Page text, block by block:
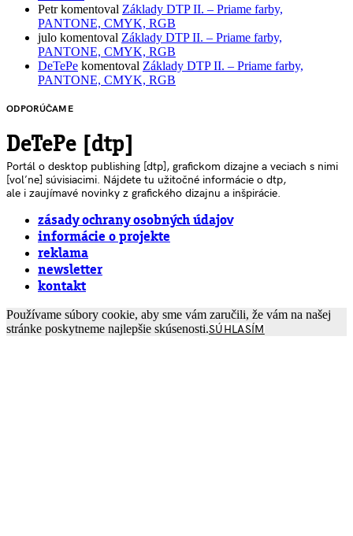
Petrkomentoval Základy DTP II. – Priame farby,
PANTONE, CMYK, RGB
julo komentoval Základy DTP II. – Priame farby,
PANTONE, CMYK, RGB
DeTePe komentoval Základy DTP II. – Priame farby,
PANTONE, CMYK, RGB
ODPORÚČAME
DeTePe [dtp]
Portál o desktop publishing [dtp], grafickom dizajne a veciach s nimi
[voľne] súvisiacimi. Nájdete tu užitočné informácie o dtp,
ale i zaujímavé novinky z grafického dizajnu a inšpirácie.
zásady ochrany osobných údajov
informácie o projekte
reklama
newsletter
kontakt
Používame súbory cookie, aby sme vám zaručili, že vám na našej
stránke poskytneme najlepšie skúsenosti.SÚHLASÍM